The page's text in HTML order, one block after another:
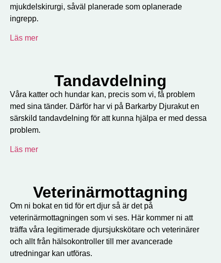
mjukdelskirurgi, såväl planerade som oplanerade
ingrepp.
Läs mer
Tandavdelning
Våra katter och hundar kan, precis som vi, få problem
med sina tänder. Därför har vi på Barkarby Djurakut en
särskild tandavdelning för att kunna hjälpa er med dessa
problem.
Läs mer
Veterinärmottagning
Om ni bokat en tid för ert djur så är det på
veterinärmottagningen som vi ses. Här kommer ni att
träffa våra legitimerade djursjukskötare och veterinärer
och allt från hälsokontroller till mer avancerade
utredningar kan utföras.